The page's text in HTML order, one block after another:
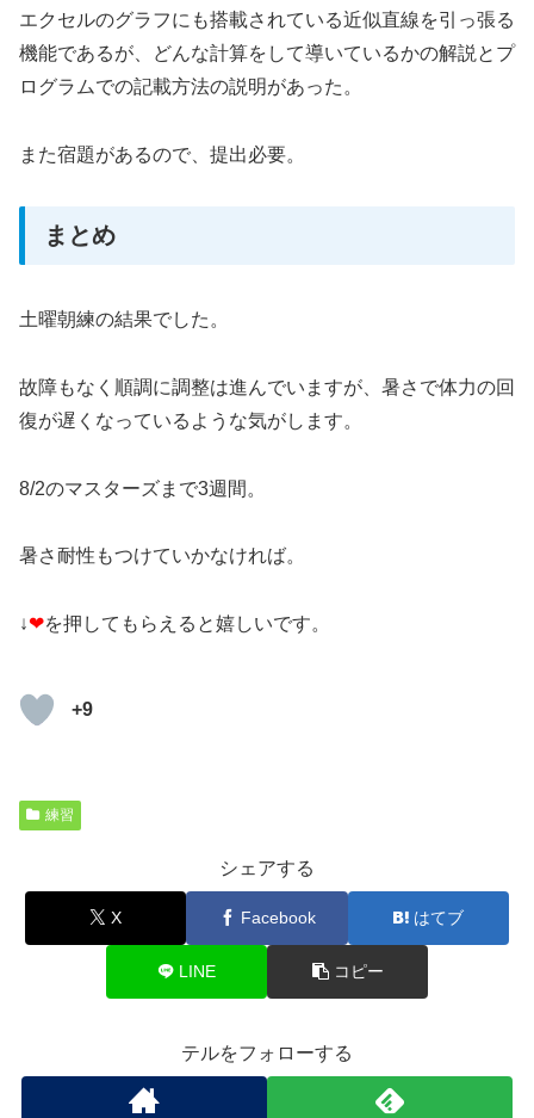
エクセルのグラフにも搭載されている近似直線を引っ張る
機能であるが、どんな計算をして導いているかの解説とプ
ログラムでの記載方法の説明があった。
また宿題があるので、提出必要。
まとめ
土曜朝練の結果でした。
故障もなく順調に調整は進んでいますが、暑さで体力の回
復が遅くなっているような気がします。
8/2のマスターズまで3週間。
暑さ耐性もつけていかなければ。
↓❤を押してもらえると嬉しいです。
+9
練習
シェアする
X Facebook はてブ
LINE コピー
テルをフォローする